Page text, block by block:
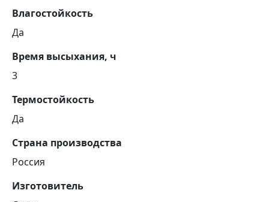
Влагостойкость
Да
Время высыхания, ч
3
Термостойкость
Да
Страна производства
Россия
Изготовитель